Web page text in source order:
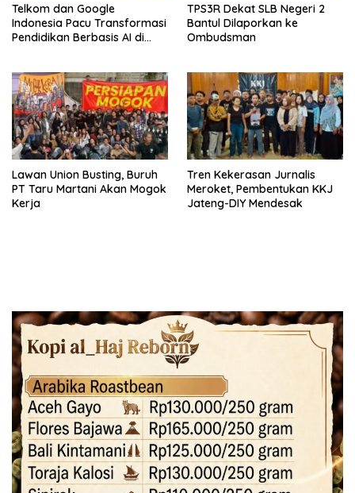
Telkom dan Google
Indonesia Pacu Transformasi
Pendidikan Berbasis AI di
TPS3R Dekat SLB Negeri 2
Bantul Dilaporkan ke
Ombudsman
Lawan Union Busting, Buruh
PT Taru Martani Akan Mogok
Kerja
Tren Kekerasan Jurnalis
Meroket, Pembentukan KKJ
Jateng-DIY Mendesak